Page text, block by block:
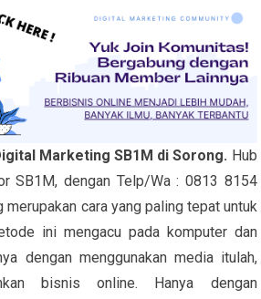
Marketing SB1M di Sorong. Hub
SB1M, dengan Telp/Wa : 0813 8154
cara yang paling tepat untuk
ini mengacu pada komputer dan
dengan menggunakan media itulah,
bisnis online. Hanya dengan